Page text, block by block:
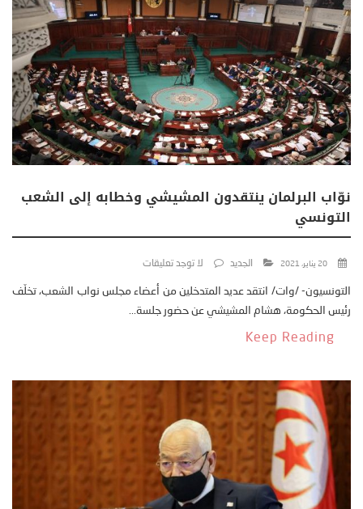
نوّاب البرلمان ينتقدون المشيشي وخطابه إلى الشعب
التونسي
20 يناير، 2021 الجديد لا توجد تعليقات
التونسيون- /وات/ انتقد عديد المتدخلين من أعضاء مجلس نواب الشعب، تخلّف
رئيس الحكومة، هشام المشيشي عن حضور جلسة...
Keep Reading